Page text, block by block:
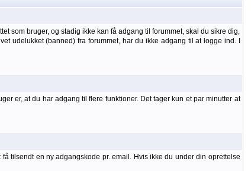
som bruger, og stadig ikke kan få adgang til forummet, skal du sikre dig,
udelukket (banned) fra forummet, har du ikke adgang til at logge ind. I
er, at du har adgang til flere funktioner. Det tager kun et par minutter at
tilsendt en ny adgangskode pr. email. Hvis ikke du under din oprettelse